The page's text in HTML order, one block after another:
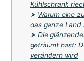
Kühlschrank
➤ Warum eine
das ganze Land
➤Die
geträumt hast:
verändern wird